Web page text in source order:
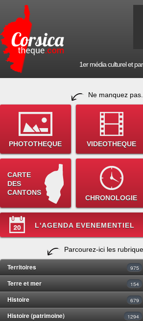
1er média culturel et
Ne manquez pas...
PHOTOTHEQUE VIDEOTHEQUE
CARTE
DES
CANTONS
CHRONOLOGIE
L'AGENDA EVENEMENTIEL
Parcourez-ici les
Territoires 975
Terre et mer 154
Histoire 679
Histoire (patrimoine) 1294